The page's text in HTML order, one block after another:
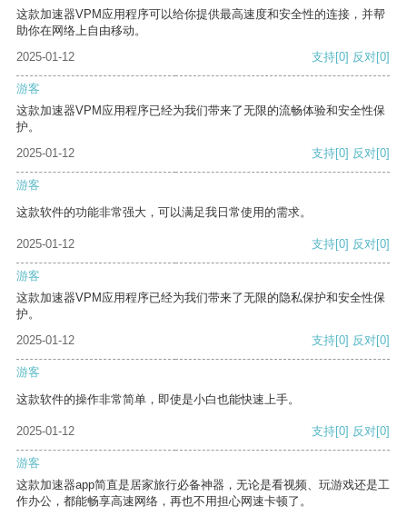
这款加速器VPM应用程序可以给你提供最高速度和安全性的连接，并帮
助你在网络上自由移动。
2025-01-12
支持[0] 反对[0]
游客
这款加速器VPM应用程序已经为我们带来了无限的流畅体验和安全性保
护。
2025-01-12
支持[0] 反对[0]
游客
这款软件的功能非常强大，可以满足我日常使用的需求。
2025-01-12 支持[0] 反对[0]
游客
这款加速器VPM应用程序已经为我们带来了无限的隐私保护和安全性保
护。
2025-01-12
支持[0] 反对[0]
游客
这款软件的操作非常简单，即使是小白也能快速上手。
2025-01-12 支持[0] 反对[0]
游客
这款加速器app简直是居家旅行必备神器，无论是看视频、玩游戏还是工
作办公，都能畅享高速网络，再也不用担心网速卡顿了。